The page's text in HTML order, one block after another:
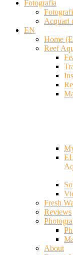
Fotografia
Acquari
EN
Home
Reef
Fresh
Reviews
About